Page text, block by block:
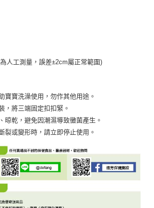
人工測量，誤差±2cm屬正常範圍)
寶寶洗澡使用，勿作其他用途。
，將三端固定扣扣緊。
晾乾，避免因潮濕導致黴菌產生。
裂或變形時，請立即停止使用。